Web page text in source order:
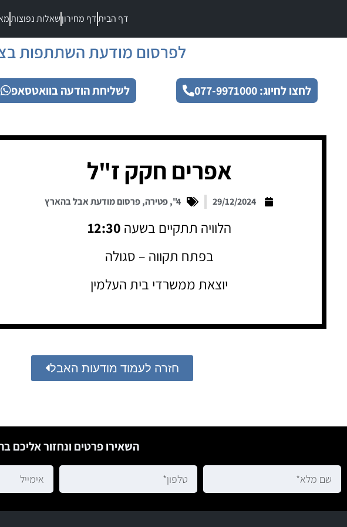
דף הביתדף מחירוןשאלות נפוצות
לפרסום מודעת השתתפות
לחצו לחיוג: 077-9971000 לשליחת הודעה בוואטסאפ
אפרים חקק ז"ל
29/12/2024
4"
,פטירה,פרסום מודעת אבל בהארץ
הלוויה תתקיים בשעה 12:30
בפתח תקווה – סגולה
יוצאת ממשרדי בית העלמין
חזרה לעמוד מודעות האבל
השאירו פרטים ונחזור אליכם